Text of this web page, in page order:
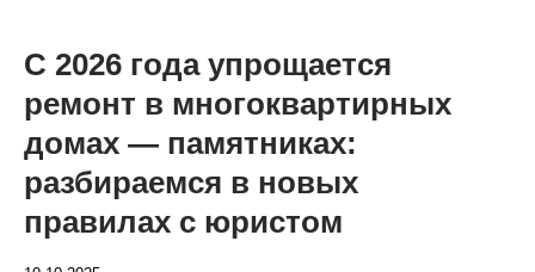
С 2026 года упрощается
ремонт в многоквартирных
домах — памятниках:
разбираемся в новых
правилах с юристом